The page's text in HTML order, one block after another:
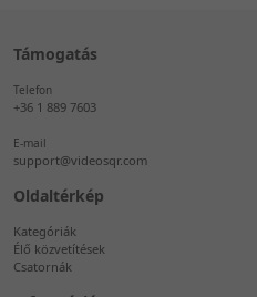
Támogatás
Telefon
+36 1 889 7603
E-mail
support@videosqr.com
Oldaltérkép
Kategóriák
Élő közvetítések
Csatornák